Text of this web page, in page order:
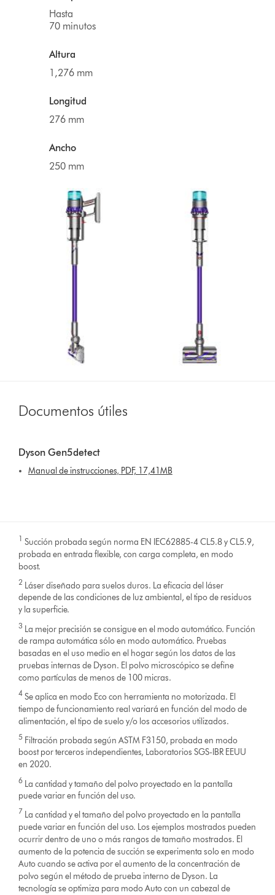
Hasta
70 minutos
Altura
1,276 mm
Longitud
276 mm
Ancho
250 mm
Documentos útiles
Dyson Gen5detect
Manual de instrucciones, PDF, 17,41MB
1 Succión probada según norma EN IEC62885-4 CL5.8 y CL5.9,
probada en entrada flexible, con carga completa, en modo
boost.
2 Láser diseñado para suelos duros. La eficacia del láser
depende de las condiciones de luz ambiental, el tipo de residuos
y la superficie.
3 La mejor precisión se consigue en el modo automático. Función
de rampa automática sólo en modo automático. Pruebas
basadas en el uso medio en el hogar según los datos de las
pruebas internas de Dyson. El polvo microscópico se define
como partículas de menos de 100 micras.
4 Se aplica en modo Eco con herramienta no motorizada. El
tiempo de funcionamiento real variará en función del modo de
alimentación, el tipo de suelo y/o los accesorios utilizados.
5 Filtración probada según ASTM F3150, probada en modo
boost por terceros independientes, Laboratorios SGS-IBR EEUU
en 2020.
6 La cantidad y tamaño del polvo proyectado en la pantalla
puede variar en función del uso.
7 La cantidad y el tamaño del polvo proyectado en la pantalla
puede variar en función del uso. Los ejemplos mostrados pueden
ocurrir dentro de uno o más rangos de tamaño mostrados. El
aumento de la potencia de succión se experimenta solo en modo
Auto cuando se activa por el aumento de la concentración de
polvo según el método de prueba interno de Dyson. La
tecnología se optimiza para modo Auto con un cabezal de